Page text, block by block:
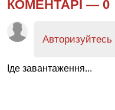
КОМЕНТАРІ — 0
Авторизуйтесь
Іде завантаження...